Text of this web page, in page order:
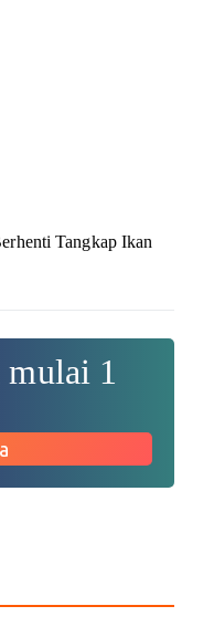
Tangkap Ikan
mulai 1